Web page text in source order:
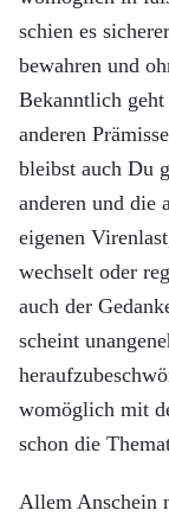
schien es
bewahren und
Bekanntlich
anderen
bleibst auch Du
anderen und die
eigenen
wechselt oder
auch der
scheint
womöglich mit
schon die
Allem Anschein